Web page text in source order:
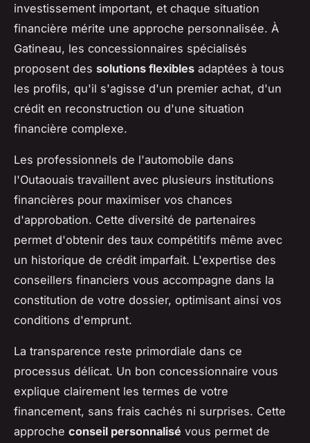
investissement important, et chaque situation
financière mérite une approche personnalisée. À
Gatineau, les concessionnaires spécialisés
proposent des solutions flexibles adaptées à tous
les profils, qu'il s'agisse d'un premier achat, d'un
crédit en reconstruction ou d'une situation
financière complexe.
Les professionnels de l'automobile dans
l'Outaouais travaillent avec plusieurs institutions
financières pour maximiser vos chances
d'approbation. Cette diversité de partenaires
permet d'obtenir des taux compétitifs même avec
un historique de crédit imparfait. L'expertise des
conseillers financiers vous accompagne dans la
constitution de votre dossier, optimisant ainsi vos
conditions d'emprunt.
La transparence reste primordiale dans ce
processus délicat. Un bon concessionnaire vous
explique clairement les termes de votre
financement, sans frais cachés ni surprises. Cette
approche conseil personnalisé vous permet de